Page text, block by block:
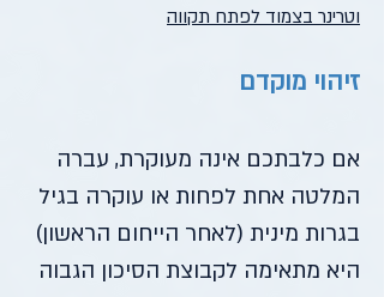
וטרינר בצמוד לפתח תקווה
זיהוי מוקדם
אם כלבתכם אינה מעוקרת, עברה
המלטה אחת לפחות או עוקרה בגיל
בגרות מינית (לאחר הייחום הראשון)
היא מתאימה לקבוצת הסיכון הגבוה